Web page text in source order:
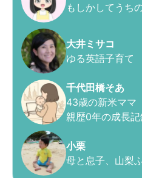
もしかしてうち
大井ミサコ
ゆる英語子育て
千代田橋そあ
43歳の新米ママ
親歴0年の成長記
小栗
母と息子、山梨